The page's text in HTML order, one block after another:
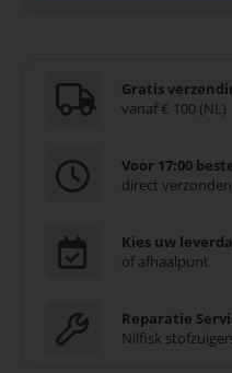
Gratis
vanaf € 100 (NL)
Voor 17:00
direct verzonden
Kies uw
of afhaalpunt
Reparatie
Nilfisk